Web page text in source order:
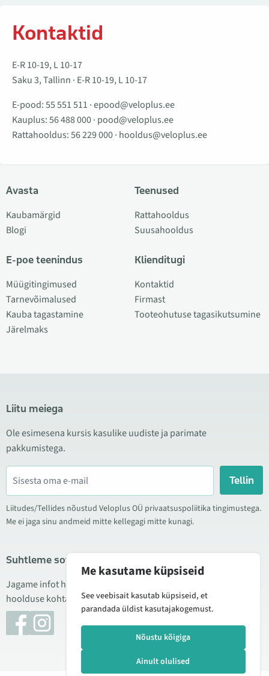
Kontaktid
E-R 10-19, L 10-17
Saku 3, Tallinn · E-R 10-19, L 10-17
E-pood:55 551 511 ·epood@veloplus.ee
Kauplus:56 488 000· pood@veloplus.ee
Rattahooldus:56 229 000· hooldus@veloplus.ee
Avasta
Kaubamärgid
Blogi
E-poe teenindus
Müügitingimused
Tarnevõimalused
Kauba tagastamine
Järelmaks
Teenused
Rattahooldus
Suusahooldus
Klienditugi
Kontaktid
Firmast
Tooteohutuse tagasikutsumine
Liitu meiega
Ole esimesena kursis kasulike uudiste ja parimate
pakkumistega.
Tellin
Liitudes/Tellides nõustud Veloplus OÜ privaatsuspoliitika tingimustega.
Me ei jaga sinu andmeid mitte kellegagi mitte kunagi.
Suhtleme sotsiaalmeedias
Jagame infot hea hinna kampaaniate, uute toodete ning
hoolduse kohta. Mõnikord teeme ka tooteülevaateid.
Me kasutame küpsiseid
See veebisait kasutab küpsiseid, et
parandada üldist kasutajakogemust.
Nõustu kõigiga
Ainult olulised